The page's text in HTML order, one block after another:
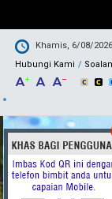
Khamis, 6/08/
Hubungi Kami